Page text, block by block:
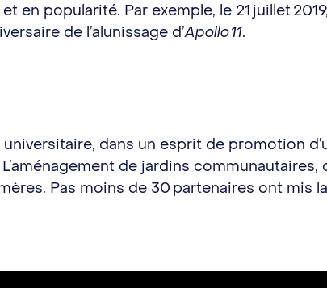
en popularité. Par exemple, le 21 juillet
de l’alunissage d’Apollo 11.
dans un esprit de promotion
de jardins
Pas moins de 30 partenaires ont mis